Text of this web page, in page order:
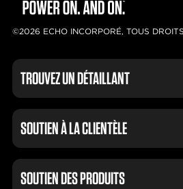
©2026 ECHO INCORPORÉ, TOUS
TROUVEZ UN DÉTAILLANT
SOUTIEN À LA CLIENTÈLE
SOUTIEN DES PRODUITS